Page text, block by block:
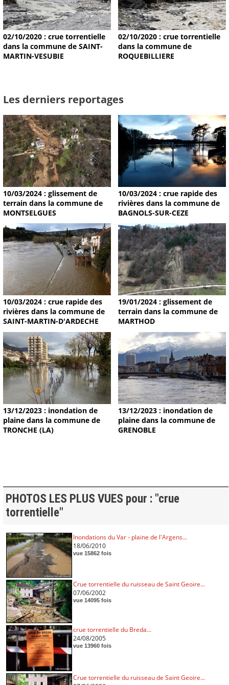
02/10/2020 : crue torrentielle
dans la commune de SAINT-
MARTIN-VESUBIE
02/10/2020 : crue torrentielle
dans la commune de
ROQUEBILLIERE
Les derniers reportages
10/03/2024 : glissement de
terrain dans la commune de
MONTSELGUES
10/03/2024 : crue rapide des
rivières dans la commune de
BAGNOLS-SUR-CEZE
10/03/2024 : crue rapide des
rivières dans la commune de
SAINT-MARTIN-D'ARDECHE
19/01/2024 : glissement de
terrain dans la commune de
MARTHOD
13/12/2023 : inondation de
plaine dans la commune de
TRONCHE (LA)
13/12/2023 : inondation de
plaine dans la commune de
GRENOBLE
PHOTOS LES PLUS VUES pour : "crue
torrentielle"
Inondations du Var - plaine de l'Argens...
18/06/2010
vue 15862 fois
Crue torrentielle du ruisseau de Saint Geoire...
07/06/2002
vue 14095 fois
crue torrentielle du Breda...
24/08/2005
vue 13960 fois
Crue torrentielle du ruisseau de Saint Geoire...